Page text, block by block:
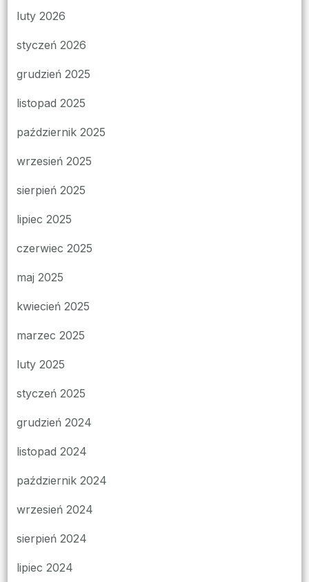
luty 2026
styczeń 2026
grudzień 2025
listopad 2025
październik 2025
wrzesień 2025
sierpień 2025
lipiec 2025
czerwiec 2025
maj 2025
kwiecień 2025
marzec 2025
luty 2025
styczeń 2025
grudzień 2024
listopad 2024
październik 2024
wrzesień 2024
sierpień 2024
lipiec 2024